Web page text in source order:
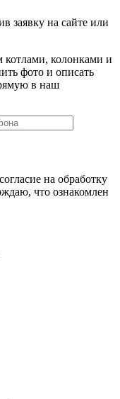
заявку на сайте или
колонками и
фото и описать
в наш
на обработку
что ознакомлен